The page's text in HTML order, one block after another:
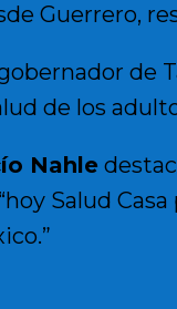
Guerrero,
de
de los
Nahle
Salud